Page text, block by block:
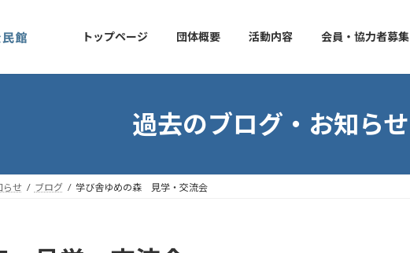
トップページ 団体概要 活動内容 会員・協力者募集
過去のブログ・お知らせ
らせ ブログ 学び舎ゆめの森 見学・交流会